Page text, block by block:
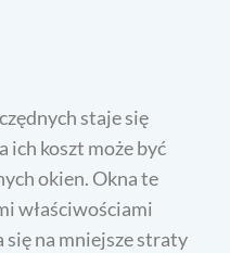
staje się
ich koszt może być
okien. Okna te
właściwościami
się na mniejsze straty